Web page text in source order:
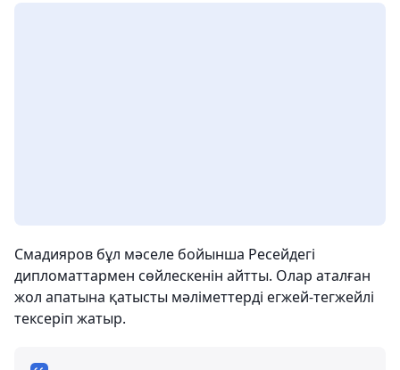
Смадияров бұл мәселе бойынша Ресейдегі
дипломаттармен сөйлескенін айтты. Олар аталған
жол апатына қатысты мәліметтерді егжей-тегжейлі
тексеріп жатыр.